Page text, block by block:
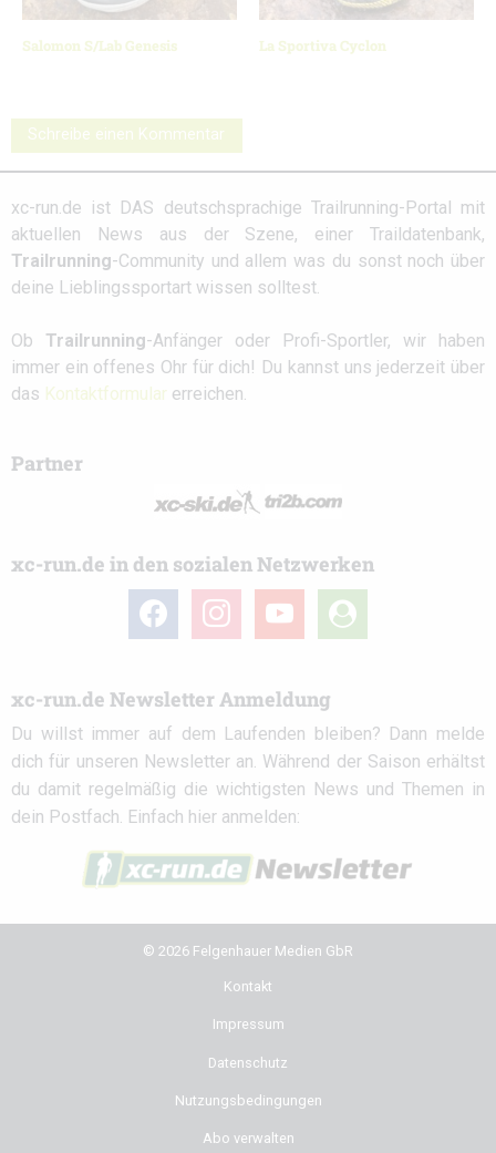
Salomon S/Lab Genesis La Sportiva Cyclon
Schreibe einen Kommentar
xc-run.de ist DAS deutschsprachige Trailrunning-Portal mit
aktuellen News aus der Szene, einer Traildatenbank,
Trailrunning-Community und allem was du sonst noch über
deine Lieblingssportart wissen solltest.
Ob Trailrunning-Anfänger oder Profi-Sportler, wir haben
immer ein offenes Ohr für dich! Du kannst uns jederzeit über
das Kontaktformular erreichen.
Partner
xc-run.de in den sozialen Netzwerken
facebook instagram youtube
user-
circle
xc-run.de Newsletter Anmeldung
Du willst immer auf dem Laufenden bleiben? Dann melde
dich für unseren Newsletter an. Während der Saison erhältst
du damit regelmäßig die wichtigsten News und Themen in
dein Postfach. Einfach hier anmelden:
© 2026 Felgenhauer Medien GbR
Kontakt
Impressum
Datenschutz
Nutzungsbedingungen
Abo verwalten